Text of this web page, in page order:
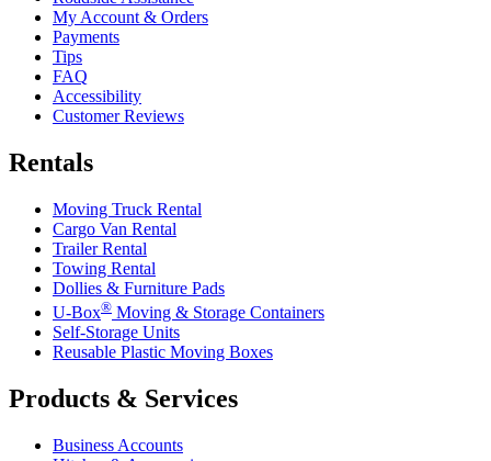
My Account & Orders
Payments
Tips
FAQ
Accessibility
Customer Reviews
Rentals
Moving Truck Rental
Cargo Van Rental
Trailer Rental
Towing Rental
Dollies & Furniture Pads
U-Box® Moving & Storage Containers
Self-Storage Units
Reusable Plastic Moving Boxes
Products & Services
Business Accounts